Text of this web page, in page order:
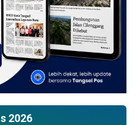
2026